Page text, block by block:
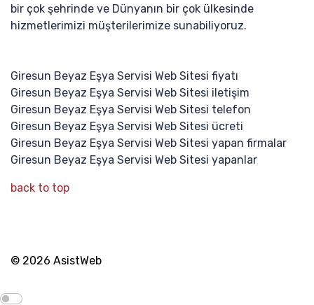
bir çok şehrinde ve Dünyanın bir çok ülkesinde
hizmetlerimizi müşterilerimize sunabiliyoruz.
Giresun Beyaz Eşya Servisi Web Sitesi fiyatı
Giresun Beyaz Eşya Servisi Web Sitesi iletişim
Giresun Beyaz Eşya Servisi Web Sitesi telefon
Giresun Beyaz Eşya Servisi Web Sitesi ücreti
Giresun Beyaz Eşya Servisi Web Sitesi yapan firmalar
Giresun Beyaz Eşya Servisi Web Sitesi yapanlar
back to top
© 2026 AsistWeb